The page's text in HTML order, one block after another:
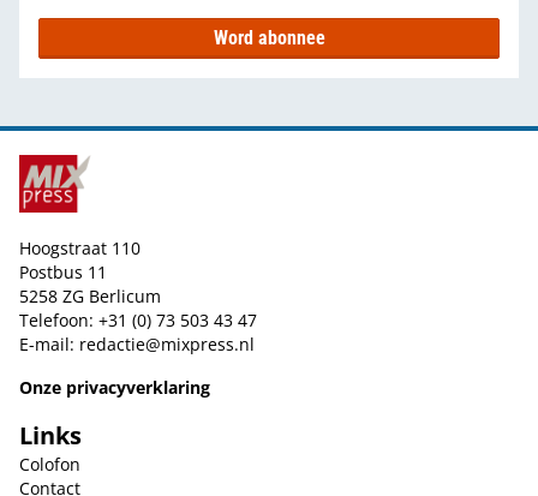
Word abonnee
Hoogstraat 110
Postbus 11
5258 ZG Berlicum
Telefoon: +31 (0) 73 503 43 47
E-mail: redactie@mixpress.nl
Onze privacyverklaring
Links
Colofon
Contact